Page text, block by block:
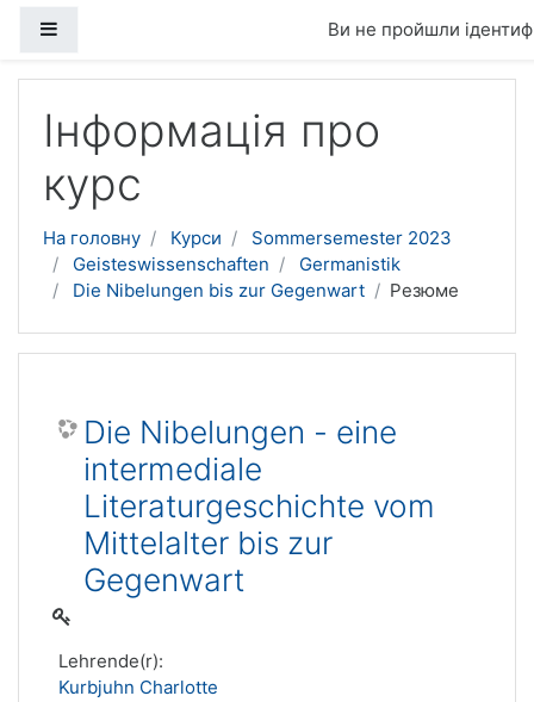
Ви не пройшли
Інформація про
курс
На головну Курси
Sommersemester 2023
Geisteswissenschaften
Germanistik
Die Nibelungen bis zur Gegenwart
Резюме
Die Nibelungen - eine
intermediale
Literaturgeschichte vom
Mittelalter bis zur
Gegenwart
Lehrende(r):
Kurbjuhn Charlotte